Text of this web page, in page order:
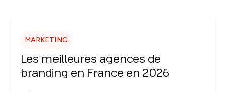
MARKETING
Les meilleures agences de
branding en France en 2026